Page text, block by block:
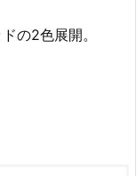
の2色展開。